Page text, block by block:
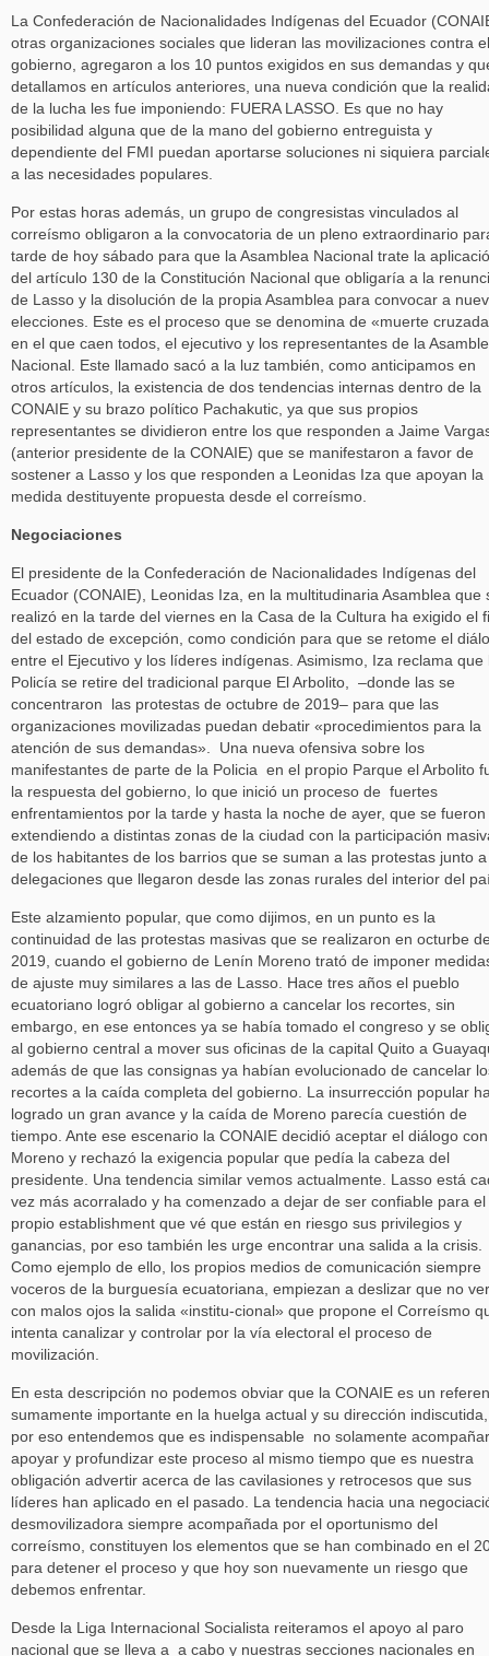
La Confederación de Nacionalidades Indígenas del Ecuador
otras organizaciones sociales que lideran las movilizaciones contra el
gobierno, agregaron a los 10 puntos exigidos en sus demandas y
detallamos en artículos anteriores, una nueva condición que la
de la lucha les fue imponiendo: FUERA LASSO. Es que no hay
posibilidad alguna que de la mano del gobierno entreguista y
dependiente del FMI puedan aportarse soluciones ni siquiera
a las necesidades populares.
Por estas horas además, un grupo de congresistas vinculados al
correísmo obligaron a la convocatoria de un pleno extraordinario
tarde de hoy sábado para que la Asamblea Nacional trate la
del artículo 130 de la Constitución Nacional que obligaría a la
de Lasso y la disolución de la propia Asamblea para convocar a
elecciones. Este es el proceso que se denomina de «muerte
en el que caen todos, el ejecutivo y los representantes de la
Nacional. Este llamado sacó a la luz también, como anticipamos en
otros artículos, la existencia de dos tendencias internas dentro de la
CONAIE y su brazo político Pachakutic, ya que sus propios
representantes se dividieron entre los que responden a Jaime
(anterior presidente de la CONAIE) que se manifestaron a favor de
sostener a Lasso y los que responden a Leonidas Iza que apoyan la
medida destituyente propuesta desde el correísmo.
Negociaciones
El presidente de la Confederación de Nacionalidades Indígenas del
Ecuador (CONAIE), Leonidas Iza, en la multitudinaria Asamblea que
realizó en la tarde del viernes en la Casa de la Cultura ha exigido el
del estado de excepción, como condición para que se retome el
entre el Ejecutivo y los líderes indígenas. Asimismo, Iza reclama que
Policía se retire del tradicional parque El Arbolito, –donde las se
concentraron las protestas de octubre de 2019– para que las
organizaciones movilizadas puedan debatir «procedimientos para la
atención de sus demandas». Una nueva ofensiva sobre los
manifestantes de parte de la Policia en el propio Parque el Arbolito
la respuesta del gobierno, lo que inició un proceso de fuertes
enfrentamientos por la tarde y hasta la noche de ayer, que se fueron
extendiendo a distintas zonas de la ciudad con la participación
de los habitantes de los barrios que se suman a las protestas junto
delegaciones que llegaron desde las zonas rurales del interior del
Este alzamiento popular, que como dijimos, en un punto es la
continuidad de las protestas masivas que se realizaron en octurbe
2019, cuando el gobierno de Lenín Moreno trató de imponer
de ajuste muy similares a las de Lasso. Hace tres años el pueblo
ecuatoriano logró obligar al gobierno a cancelar los recortes, sin
embargo, en ese entonces ya se había tomado el congreso y se
al gobierno central a mover sus oficinas de la capital Quito a
además de que las consignas ya habían evolucionado de cancelar
recortes a la caída completa del gobierno. La insurrección popular
logrado un gran avance y la caída de Moreno parecía cuestión de
tiempo. Ante ese escenario la CONAIE decidió aceptar el diálogo con
Moreno y rechazó la exigencia popular que pedía la cabeza del
presidente. Una tendencia similar vemos actualmente. Lasso está
vez más acorralado y ha comenzado a dejar de ser confiable para el
propio establishment que vé que están en riesgo sus privilegios y
ganancias, por eso también les urge encontrar una salida a la crisis.
Como ejemplo de ello, los propios medios de comunicación siempre
voceros de la burguesía ecuatoriana, empiezan a deslizar que no
con malos ojos la salida «institu-cional» que propone el Correísmo
intenta canalizar y controlar por la vía electoral el proceso de
movilización.
En esta descripción no podemos obviar que la CONAIE es un
sumamente importante en la huelga actual y su dirección indiscutida,
por eso entendemos que es indispensable no solamente
apoyar y profundizar este proceso al mismo tiempo que es nuestra
obligación advertir acerca de las cavilasiones y retrocesos que sus
líderes han aplicado en el pasado. La tendencia hacia una
desmovilizadora siempre acompañada por el oportunismo del
correísmo, constituyen los elementos que se han combinado en el
para detener el proceso y que hoy son nuevamente un riesgo que
debemos enfrentar.
Desde la Liga Internacional Socialista reiteramos el apoyo al paro
nacional que se lleva a a cabo y nuestras secciones nacionales en